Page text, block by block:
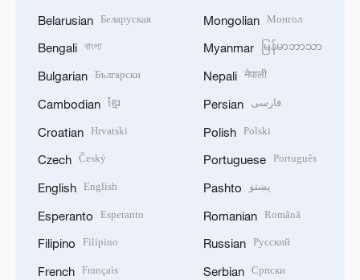
Belarusian Беларуская
Bengali বাংলা
Bulgarian Български
Cambodian ខ្មែរ
Croatian Hrvatski
Czech Český
English English
Esperanto Esperanto
Filipino Filipino
French Français
Mongolian Монгол
Myanmar မြန်မာဘာသာ
Nepali नेपाली
Persian فارسی
Polish Polski
Portuguese Português
Pashto پښتو
Romanian Română
Russian Русский
Serbian Српски